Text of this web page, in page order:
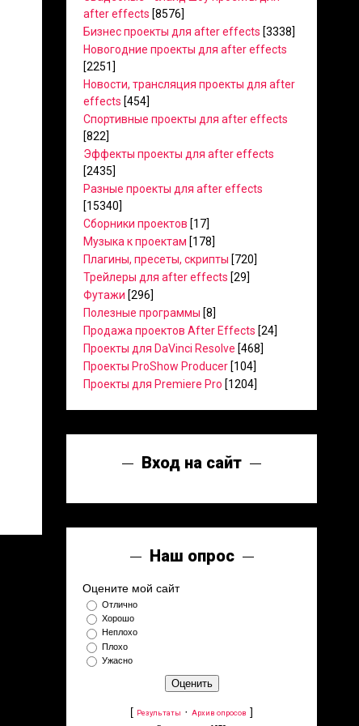
after effects [8576]
Бизнес проекты для after effects [3338]
Новогодние проекты для after effects
[2251]
Новости, трансляция проекты для after
effects [454]
Спортивные проекты для after effects
[822]
Эффекты проекты для after effects
[2435]
Разные проекты для after effects
[15340]
Сборники проектов [17]
Музыка к проектам [178]
Плагины, пресеты, скрипты [720]
Трейлеры для after effects [29]
Футажи [296]
Полезные программы [8]
Продажа проектов After Effects [24]
Проекты для DaVinci Resolve [468]
Проекты ProShow Producer [104]
Проекты для Premiere Pro [1204]
Вход на сайт
Наш опрос
Оцените мой сайт
Отлично
Хорошо
Неплохо
Плохо
Ужасно
[ Результаты · Архив опросов ]